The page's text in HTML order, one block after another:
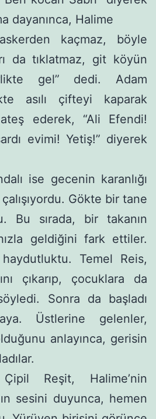
dayanınca, Halime
kaçmaz, böyle
da tıklatmaz, git köyün
gel” dedi. Adam
asılı çifteyi kaparak
ederek, “Ali Efendi!
evimi! Yetiş!” diyerek
ise gecenin karanlığı
Gökte bir tane
Bu sırada, bir taka­nın
geldiğini fark ettiler.
Temel Reis,
çıkarıp, çocuklara da
Sonra da başladı
Üstlerine gelenler,
anlayınca, gerisin
Reşit, Halime’nin
se­sini duyunca, hemen